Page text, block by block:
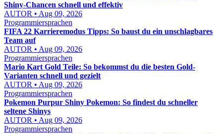
Shiny-Chancen schnell und effektiv
AUTOR • Aug 09, 2026
Programmiersprachen
FIFA 22 Karrieremodus Tipps: So baust du ein unschlagbares
Team auf
AUTOR • Aug 09, 2026
Programmiersprachen
Mario Kart Gold Teile: So bekommst du die besten Gold-
Varianten schnell und gezielt
AUTOR • Aug 09, 2026
Programmiersprachen
Pokemon Purpur Shiny Pokemon: So findest du schneller
seltene Shinys
AUTOR • Aug 09, 2026
Programmiersprachen